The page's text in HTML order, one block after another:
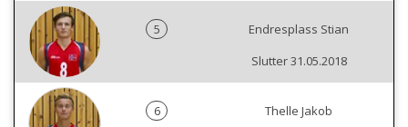
5
Endresplass Stian
Slutter 31.05.2018
6
Thelle Jakob